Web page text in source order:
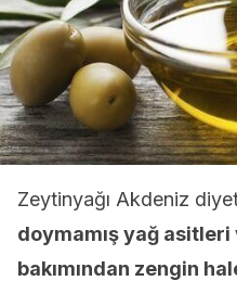
Zeytinyağı Akdeniz
doymamış yağ
bakımından zengin